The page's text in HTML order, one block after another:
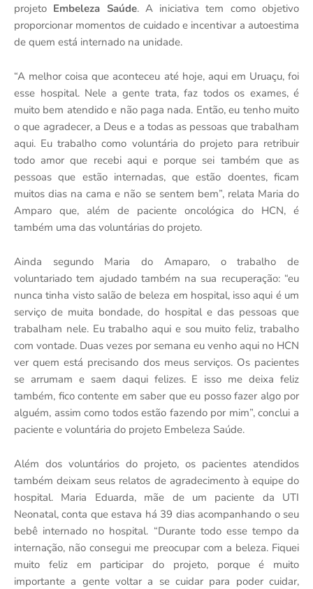
projeto Embeleza Saúde. A iniciativa tem como objetivo
proporcionar momentos de cuidado e incentivar a autoestima
de quem está internado na unidade.
“A melhor coisa que aconteceu até hoje, aqui em Uruaçu, foi
esse hospital. Nele a gente trata, faz todos os exames, é
muito bem atendido e não paga nada. Então, eu tenho muito
o que agradecer, a Deus e a todas as pessoas que trabalham
aqui. Eu trabalho como voluntária do projeto para retribuir
todo amor que recebi aqui e porque sei também que as
pessoas que estão internadas, que estão doentes, ficam
muitos dias na cama e não se sentem bem”, relata Maria do
Amparo que, além de paciente oncológica do HCN, é
também uma das voluntárias do projeto.
Ainda segundo Maria do Amaparo, o trabalho de
voluntariado tem ajudado também na sua recuperação: “eu
nunca tinha visto salão de beleza em hospital, isso aqui é um
serviço de muita bondade, do hospital e das pessoas que
trabalham nele. Eu trabalho aqui e sou muito feliz, trabalho
com vontade. Duas vezes por semana eu venho aqui no HCN
ver quem está precisando dos meus serviços. Os pacientes
se arrumam e saem daqui felizes. E isso me deixa feliz
também, fico contente em saber que eu posso fazer algo por
alguém, assim como todos estão fazendo por mim”, conclui a
paciente e voluntária do projeto Embeleza Saúde.
Além dos voluntários do projeto, os pacientes atendidos
também deixam seus relatos de agradecimento à equipe do
hospital. Maria Eduarda, mãe de um paciente da UTI
Neonatal, conta que estava há 39 dias acompanhando o seu
bebê internado no hospital. “Durante todo esse tempo da
internação, não consegui me preocupar com a beleza. Fiquei
muito feliz em participar do projeto, porque é muito
importante a gente voltar a se cuidar para poder cuidar,